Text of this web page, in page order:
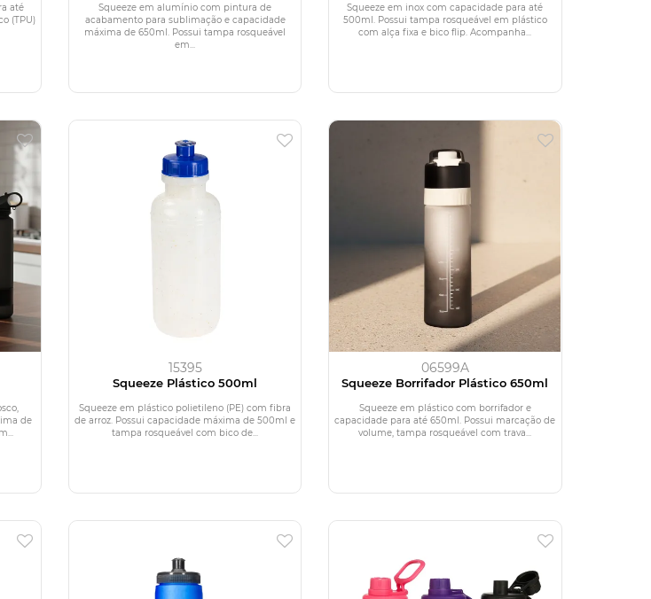
até
(TPU)
Squeeze em alumínio com pintura de
acabamento para sublimação e capacidade
máxima de 650ml. Possui tampa rosqueável
em...
Squeeze em inox com capacidade para até
500ml. Possui tampa rosqueável em plástico
com alça fixa e bico flip. Acompanha...
de
15395
Squeeze Plástico 500ml
Squeeze em plástico polietileno (PE) com fibra
de arroz. Possui capacidade máxima de 500ml e
tampa rosqueável com bico de...
06599A
Squeeze Borrifador Plástico 650ml
Squeeze em plástico com borrifador e
capacidade para até 650ml. Possui marcação de
volume, tampa rosqueável com trava...